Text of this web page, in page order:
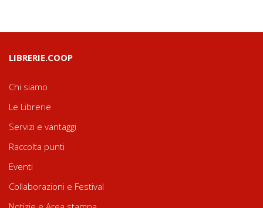
LIBRERIE.COOP
Chi siamo
Le Librerie
Servizi e vantaggi
Raccolta punti
Eventi
Collaborazioni e Festival